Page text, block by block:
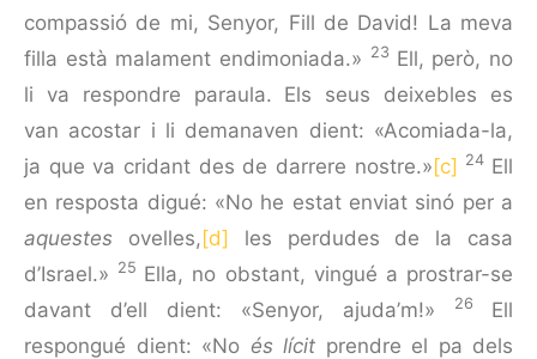
compassió de mi, Senyor, Fill de David! La meva
filla està malament endimoniada.» 23 Ell, però, no
li va respondre paraula. Els seus deixebles es
van acostar i li demanaven dient: «Acomiada-la,
ja que va cridant des de darrere nostre.»[c] 24 Ell
en resposta digué: «No he estat enviat sinó per a
aquestes ovelles,[d] les perdudes de la casa
d’Israel.» 25 Ella, no obstant, vingué a prostrar-se
davant d’ell dient: «Senyor, ajuda’m!»
26 Ell
respongué dient: «No és lícit prendre el pa dels